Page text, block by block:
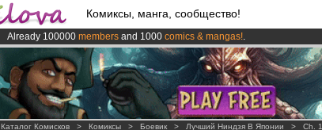
Комиксы, манга, сообщество!
Already 100000 members and 1000 comics & mangas!.
AmilovaKickstarter is now LIVE!.
Premium membership from3.95 euros per month !Get membership now
Каталог Комисков > Комиксы > Боевик > Лучший Ниндзя В Японии > Ch. 1